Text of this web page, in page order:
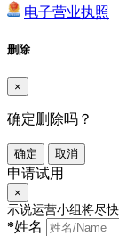
电子营业执照
删除
×
确定删除吗？
确定 取消
申请试用
×
示说运营小组将尽
*姓名